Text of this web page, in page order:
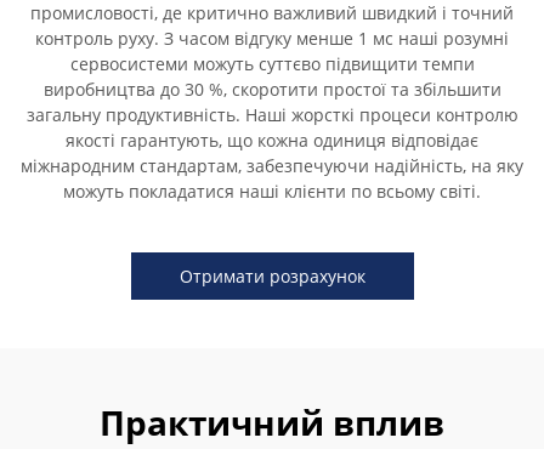
промисловості, де критично важливий швидкий і точний
контроль руху. З часом відгуку менше 1 мс наші розумні
сервосистеми можуть суттєво підвищити темпи
виробництва до 30 %, скоротити простої та збільшити
загальну продуктивність. Наші жорсткі процеси контролю
якості гарантують, що кожна одиниця відповідає
міжнародним стандартам, забезпечуючи надійність, на яку
можуть покладатися наші клієнти по всьому світі.
Отримати розрахунок
Практичний вплив